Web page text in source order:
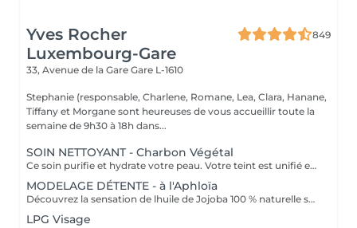
Yves Rocher
Luxembourg-Gare
849
33, Avenue de la Gare Gare L-1610
Stephanie (responsable, Charlene, Romane, Lea, Clara, Hanane,
Tiffany et Morgane sont heureuses de vous accueillir toute la
semaine de 9h30 à 18h dans...
SOIN NETTOYANT - Charbon Végétal
Ce soin purifie et hydrate votre peau. Votre teint est unifié et lumineux, grâce à l' alliance du Charbon Végétal et de l'édulis
MODELAGE DÉTENTE - à l'Aphloïa
Découvrez la sensation de lhuile de Jojoba 100 % naturelle sur votre peau. Nourrie, votre peau retrouve tout son confort. Libéré de ses tensions grâce aux mains habiles de notre esthéticienne, votre visage est détendu. Bénéfices : Nourrie, votre peau retrouve tout son confort.
LPG Visage